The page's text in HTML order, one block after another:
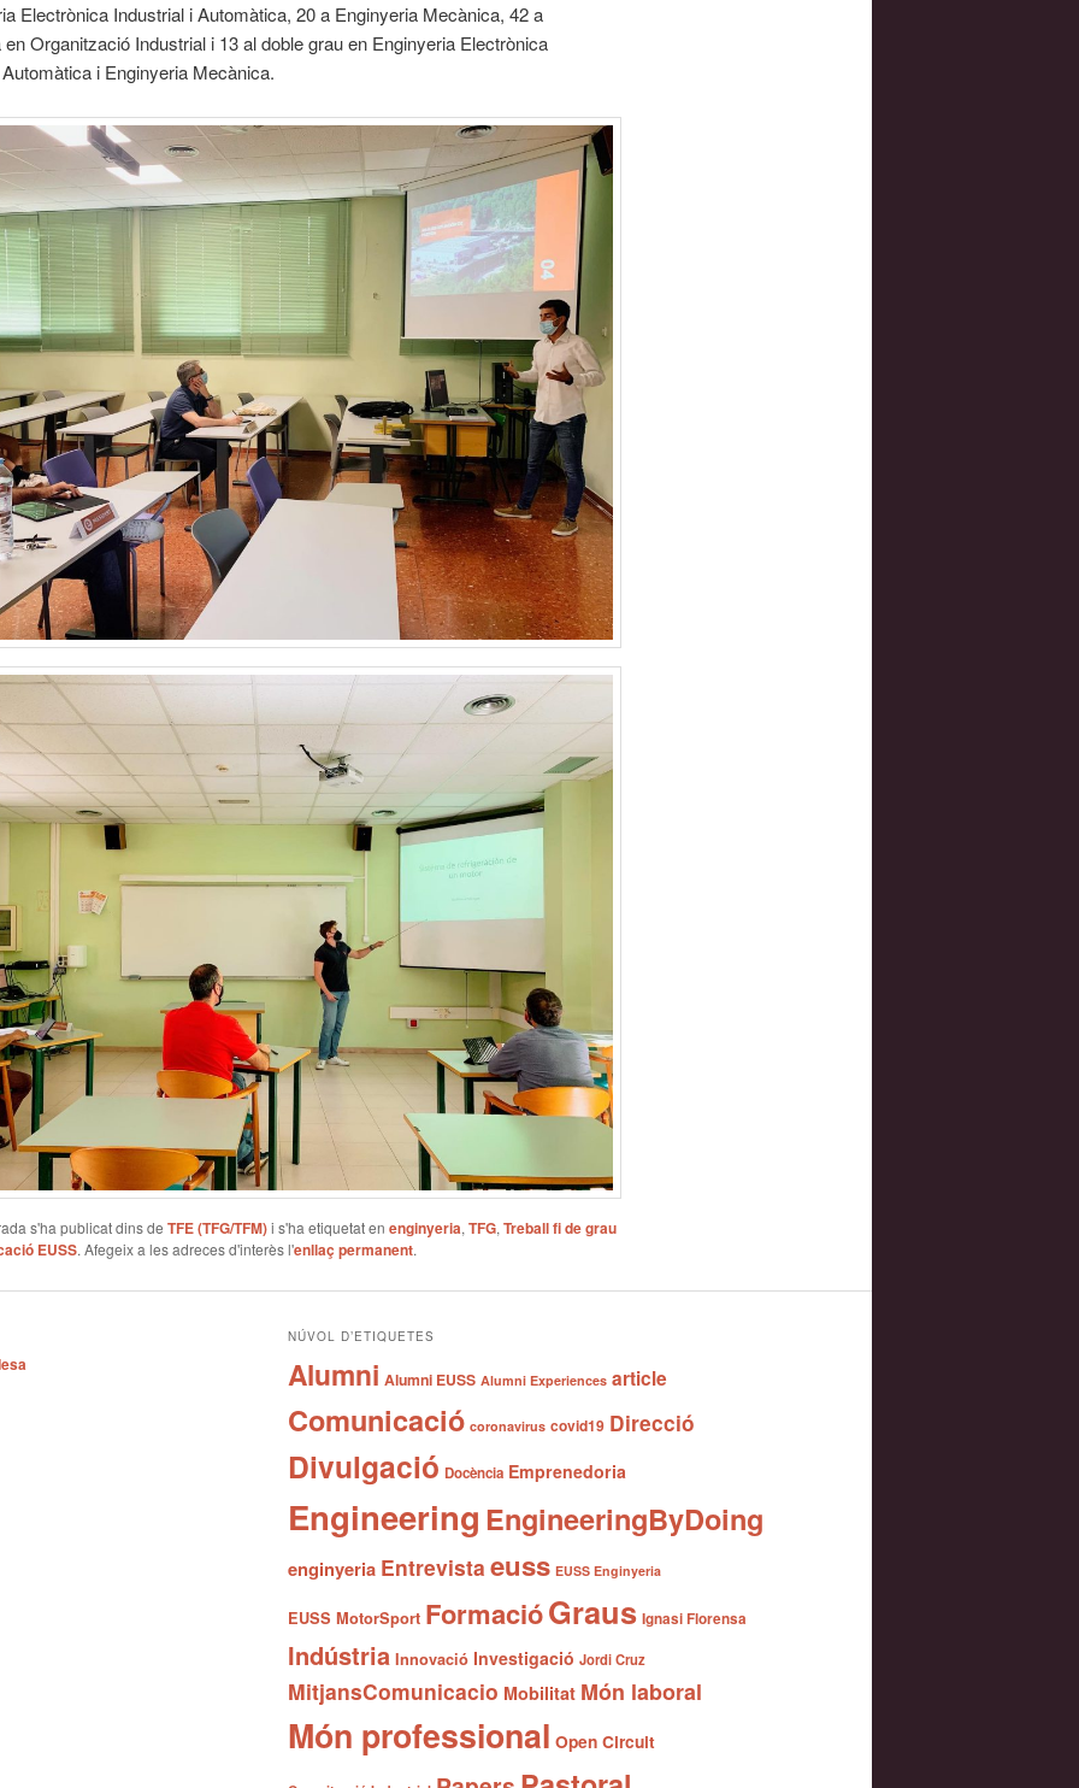
Electrònica Industrial i Automàtica, 20 a Enginyeria Mecànica, 42 a
en Organització Industrial i 13 al doble grau en Enginyeria Electrònica
i Enginyeria Mecànica.
s'ha publicat dins de TFE (TFG/TFM)i s'ha etiquetat en enginyeria, TFG, Treball fi de grau
EUSS. Afegeix a les adreces d'interès l'enllaç permanent.
NÚVOL D’ETIQUETES
Alumni Alumni EUSS Alumni Experiences article
Comunicació coronavirus covid19 Direcció
Divulgació Docència Emprenedoria
Engineering EngineeringByDoing
enginyeria Entrevista euss EUSS Enginyeria
EUSS MotorSport FormacióGraus Ignasi Florensa
Indústria Innovació Investigació Jordi Cruz
MitjansComunicacio Mobilitat Món laboral
Món professional Open Circuit